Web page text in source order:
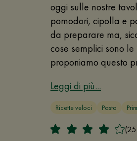
oggi sulle nostre
pomodori, cipolla e
da preparare ma,
cose semplici sono
proponiamo questo
Leggi di più...
Ricette veloci Pasta